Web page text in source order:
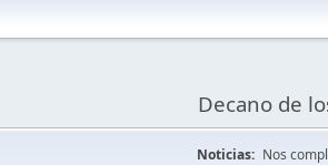
Decano de
Noticias: Nos